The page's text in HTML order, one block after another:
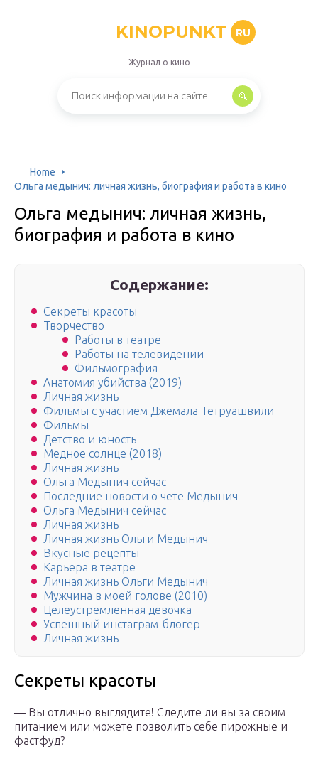
KINOPUNKT RU
Журнал о кино
Home
Ольга медынич: личная жизнь, биография и работа в кино
Ольга медынич: личная жизнь,
биография и работа в кино
Содержание:
Секреты красоты
Творчество
Работы в театре
Работы на телевидении
Фильмография
Анатомия убийства (2019)
Личная жизнь
Фильмы с участием Джемала Тетруашвили
Фильмы
Детство и юность
Медное солнце (2018)
Личная жизнь
Ольга Медынич сейчас
Последние новости о чете Медынич
Ольга Медынич сейчас
Личная жизнь
Личная жизнь Ольги Медынич
Вкусные рецепты
Карьера в театре
Личная жизнь Ольги Медынич
Мужчина в моей голове (2010)
Целеустремленная девочка
Успешный инстаграм-блогер
Личная жизнь
Секреты красоты
— Вы отлично выглядите! Следите ли вы за своим
питанием или можете позволить себе пирожные и
фастфуд?